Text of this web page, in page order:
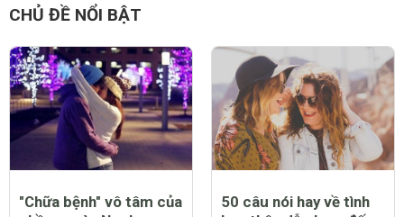
CHỦ ĐỀ NỔI BẬT
"Chữa bệnh" vô tâm của
50 câu nói hay về tình